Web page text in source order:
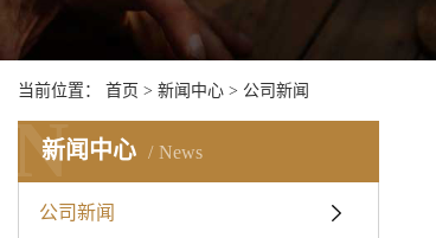
当前位置： 首页 > 新闻中心 > 公司新闻
新闻中心 News
N
公司新闻